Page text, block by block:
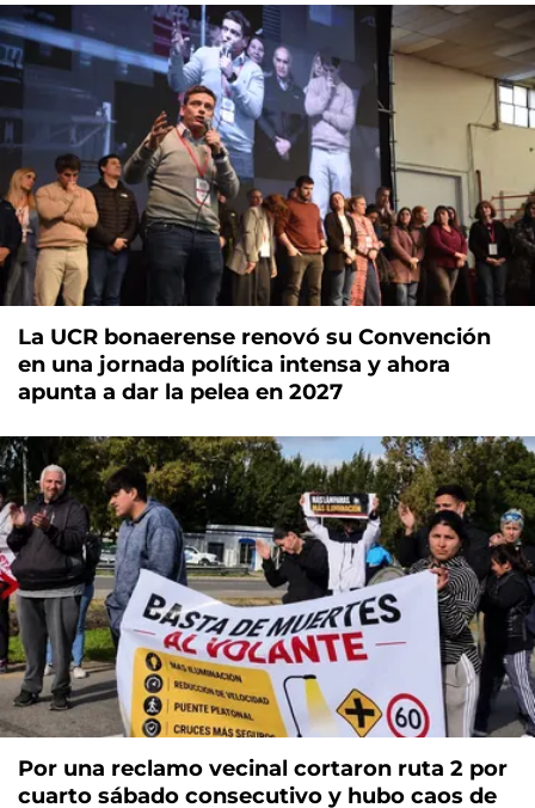
La UCR bonaerense renovó su Convención
en una jornada política intensa y ahora
apunta a dar la pelea en 2027
Por una reclamo vecinal cortaron ruta 2 por
cuarto sábado consecutivo y hubo caos de